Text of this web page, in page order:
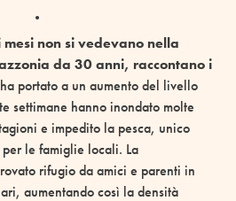
.
non si vedevano nella
da 30 anni, raccontano i
portato a un aumento del livello
settimane hanno inondato molte
e impedito la pesca, unico
le famiglie locali. La
rifugio da amici e parenti in
aumentando così la densità